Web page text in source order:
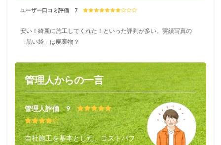
ユーザー口コミ評価 7
安い！綺麗に施工してくれた！といった評判が多い。実績写真の
「黒い袋」は廃棄物？
管理人からの一言
管理人評価 9
自社施工を基本とした、コストパフ